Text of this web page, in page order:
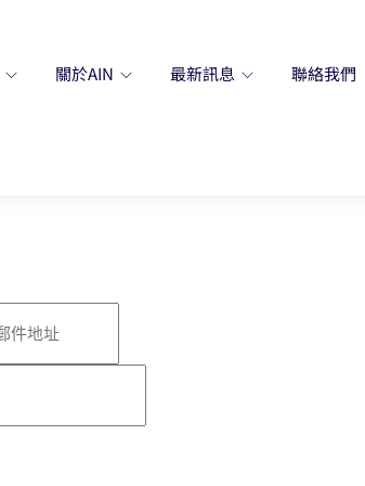
關於AIN 最新訊息 聯絡我們